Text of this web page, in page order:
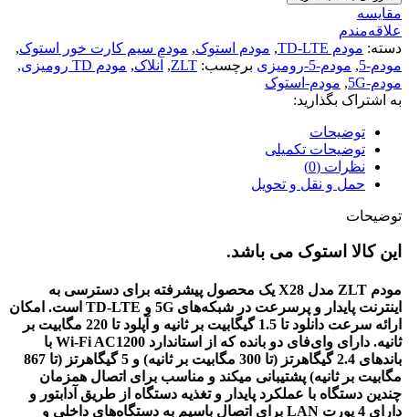
مقایسه
علاقه‌مندم
دسته: مودم TD-LTE , مودم استوک, مودم سیم کارت خور استوک,
مودم-5 , مودم-5-رومیزی برچسب: ZLT
, آنلاک, مودم TD رومیزی
,
مودم-5G
, مودم-استوک
به اشتراک بگذارید:
توضیحات
توضیحات تکمیلی
نظرات (0)
حمل و نقل و تحویل
توضیحات
این کالا استوک می باشد.
مودم ZLT مدل
یک محصول پیشرفته برای دسترسی به
اینترنت پایدار و پرسرعت در شبکه‌های 5G و TD-LTE است. امکان
ارائه سرعت دانلود تا 1.5 گیگابیت بر ثانیه و آپلود تا
220 مگابیت بر
ثانیه. دارای وای‌فای دو بانده که از استاندارد Wi-Fi AC1200 با
باندهای 2.4 گیگاهرتز (تا 300 مگابیت بر ثانیه) و 5 گیگاهرتز (تا 867
مگابیت بر ثانیه) پشتیبانی میکند و مناسب برای اتصال همزمان
چندین دستگاه با عملکرد پایدار و تغذیه دستگاه از طریق آدابتور و
دارای 4 پورت LAN برای اتصال باسیم به دستگاه‌های داخلی و